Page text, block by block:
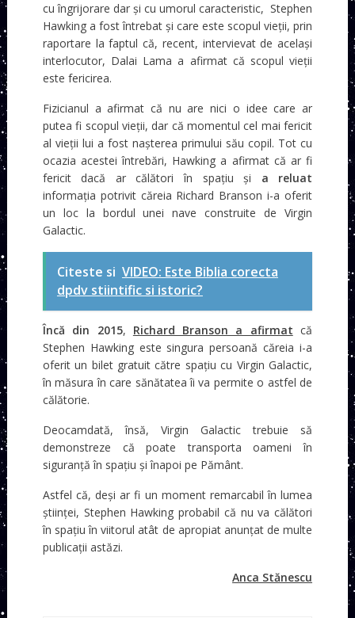
cu îngrijorare dar și cu umorul caracteristic, Stephen
Hawking a fost întrebat și care este scopul vieții, prin
raportare la faptul că, recent, intervievat de același
interlocutor, Dalai Lama a afirmat că scopul vieții
este fericirea.
Fizicianul a afirmat că nu are nici o idee care ar
putea fi scopul vieții, dar că momentul cel mai fericit
al vieții lui a fost nașterea primului său copil. Tot cu
ocazia acestei întrebări, Hawking a afirmat că ar fi
fericit dacă ar călători în spațiu și a reluat
informația potrivit căreia Richard Branson i-a oferit
un loc la bordul unei nave construite de Virgin
Galactic.
Citeste si VIDEO: Este Biblia corecta
dpdv stiintific si istoric?
Încă din 2015, Richard Branson a afirmat că
Stephen Hawking este singura persoană căreia i-a
oferit un bilet gratuit către spațiu cu Virgin Galactic,
în măsura în care sănătatea îi va permite o astfel de
călătorie.
Deocamdată, însă, Virgin Galactic trebuie să
demonstreze că poate transporta oameni în
siguranță în spațiu și înapoi pe Pământ.
Astfel că, deși ar fi un moment remarcabil în lumea
științei, Stephen Hawking probabil că nu va călători
în spațiu în viitorul atât de apropiat anunțat de multe
publicații astăzi.
Anca Stănescu